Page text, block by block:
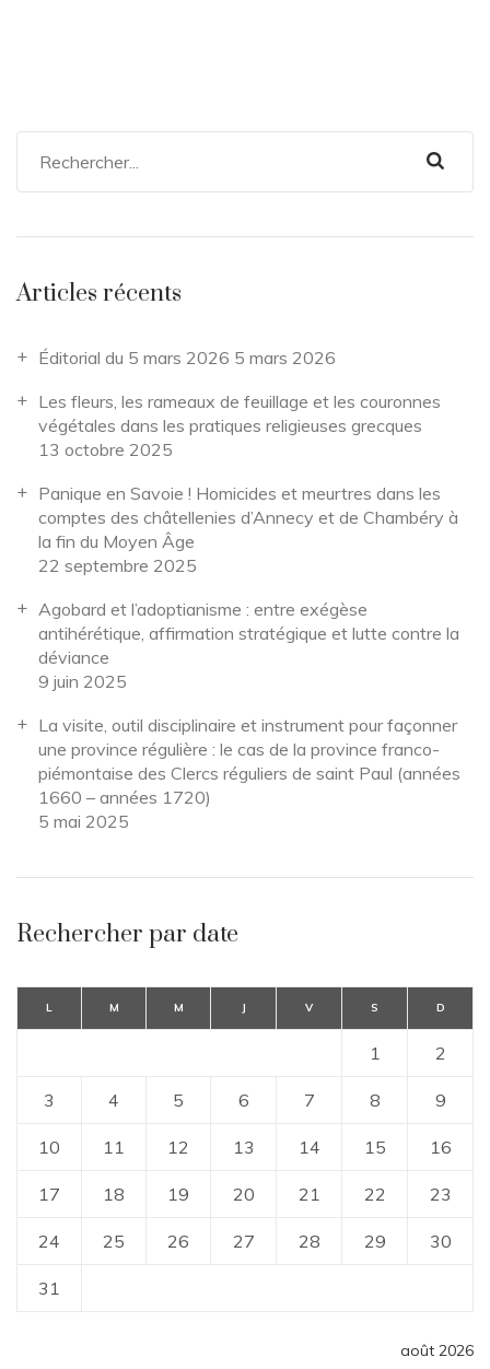
Articles récents
Éditorial du 5 mars 2026 5 mars 2026
Les fleurs, les rameaux de feuillage et les couronnes
végétales dans les pratiques religieuses grecques
13 octobre 2025
Panique en Savoie ! Homicides et meurtres dans les
comptes des châtellenies d’Annecy et de Chambéry à
la fin du Moyen Âge
22 septembre 2025
Agobard et l’adoptianisme : entre exégèse
antihérétique, affirmation stratégique et lutte contre la
déviance
9 juin 2025
La visite, outil disciplinaire et instrument pour façonner
une province régulière : le cas de la province franco-
piémontaise des Clercs réguliers de saint Paul (années
1660 – années 1720)
5 mai 2025
Rechercher par date
août 2026
L M M J V S D
1 2
3 4 5 6 7 8 9
10 11 12 13 14 15 16
17 18 19 20 21 22 23
24 25 26 27 28 29 30
31